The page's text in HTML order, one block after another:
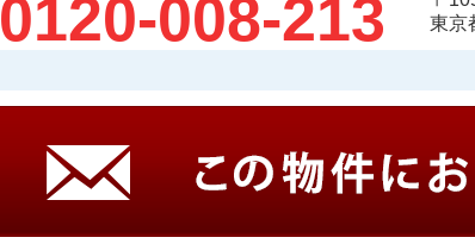
0120-008-213
東京